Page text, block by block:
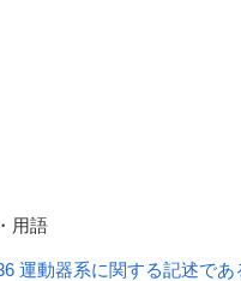
用語
運動器系に関する記述であ